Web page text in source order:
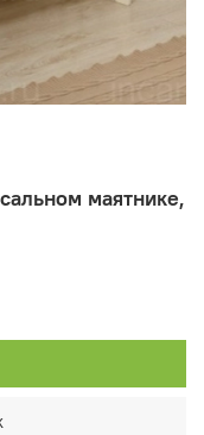
маятнике,